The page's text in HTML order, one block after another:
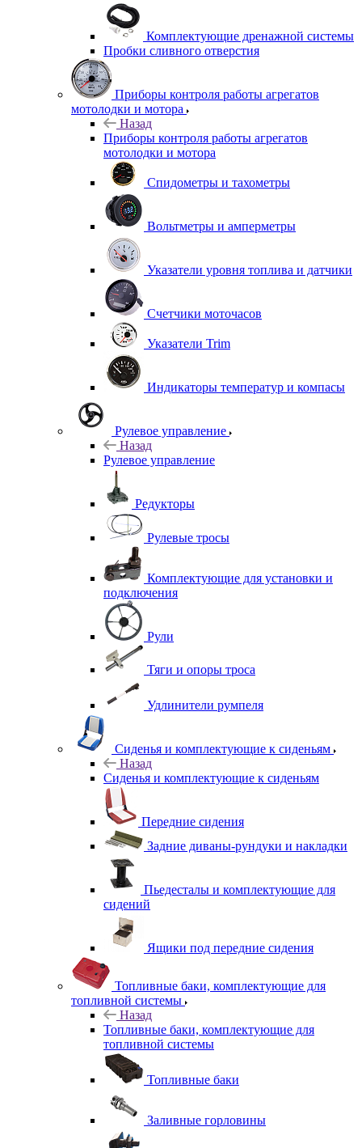
Комплектующие дренажной системы
Пробки сливного отверстия
Приборы контроля работы агрегатов
мотолодки и мотора
Назад
Приборы контроля работы агрегатов
мотолодки и мотора
Спидометры и тахометры
Вольтметры и амперметры
Указатели уровня топлива и датчики
Счетчики моточасов
Указатели Trim
Индикаторы температур и компасы
Рулевое управление
Назад
Рулевое управление
Редукторы
Рулевые тросы
Комплектующие для установки и
подключения
Рули
Тяги и опоры троса
Удлинители румпеля
Сиденья и комплектующие к сиденьям
Назад
Сиденья и комплектующие к сиденьям
Передние сидения
Задние диваны-рундуки и накладки
Пьедесталы и комплектующие для
сидений
Ящики под передние сидения
Топливные баки, комплектующие для
топливной системы
Назад
Топливные баки, комплектующие для
топливной системы
Топливные баки
Заливные горловины